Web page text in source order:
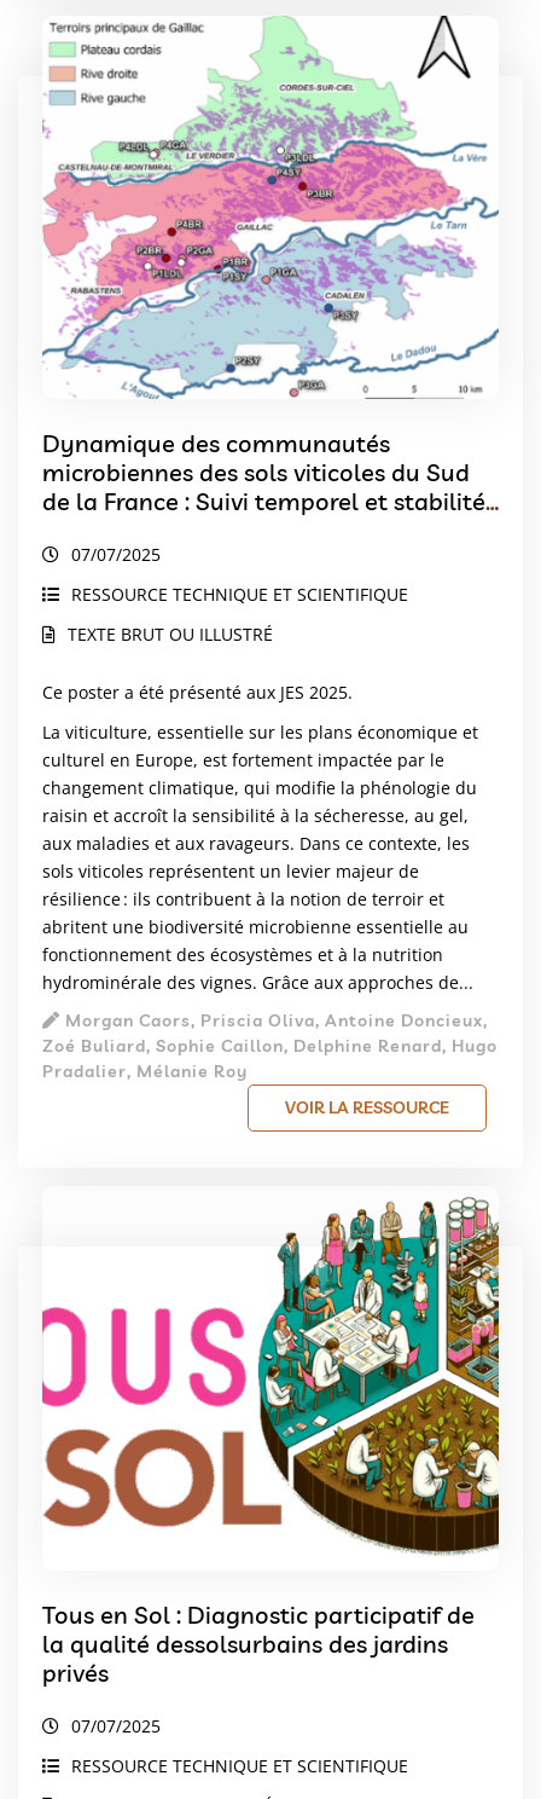
Dynamique des communautés
microbiennes des sols viticoles du Sud
de la France : Suivi temporel et stabilité
07/07/2025
RESSOURCE TECHNIQUE ET SCIENTIFIQUE
TEXTE BRUT OU ILLUSTRÉ
Ce poster a été présenté aux JES 2025.
La viticulture, essentielle sur les plans économique et
culturel en Europe, est fortement impactée par le
changement climatique, qui modifie la phénologie du
raisin et accroît la sensibilité à la sécheresse, au gel,
aux maladies et aux ravageurs. Dans ce contexte, les
sols viticoles représentent un levier majeur de
résilience : ils contribuent à la notion de terroir et
abritent une biodiversité microbienne essentielle au
fonctionnement des écosystèmes et à la nutrition
hydrominérale des vignes. Grâce aux approches de...
Morgan Caors, Priscia Oliva, Antoine Doncieux,
Zoé Buliard, Sophie Caillon, Delphine Renard, Hugo
Pradalier, Mélanie Roy
VOIR LA RESSOURCE
Tous en Sol : Diagnostic participatif de
la qualité dessolsurbains des jardins
privés
07/07/2025
RESSOURCE TECHNIQUE ET SCIENTIFIQUE